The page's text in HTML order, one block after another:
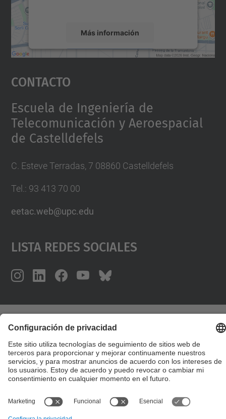
Más información
Aceptar
powered by
Contacto
Escuela de Ingeniería de
Telecomunicación y Aeroespacial
de Castelldefels
C. Esteve Terradas, 7 08860 Castelldefels
Tel.: 93 413 70 00
eetac.web@upc.edu
Lista Redes Sociales
Aeroespacial de Castelldefels
Desarrollado con
Mapa del Sitio
Accesibilidad
Aviso legal
Configuración de privacidad